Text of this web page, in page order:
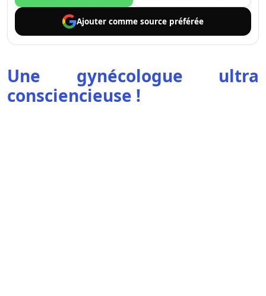
Ajouter comme source préférée
Une gynécologue ultra
consciencieuse !